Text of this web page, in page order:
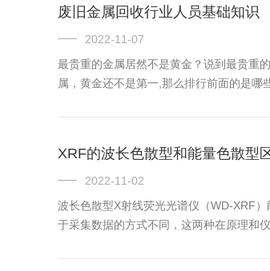
废旧金属回收行业人员基础知识
2022-11-07
最贵重的金属居然不是黄金？说到最贵重
属，黄金还不是第一,那么排行前面的是哪
XRF的波长色散型和能量色散型
2022-11-02
波长色散型X射线荧光光谱仪（WD-XRF
于采集数据的方式不同，这两种在原理和